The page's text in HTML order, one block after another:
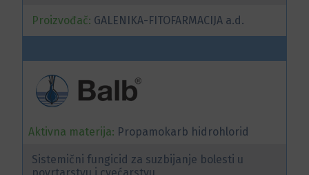
Proizvođač: GALENIKA-FITOFARMACIJA a.d.
Aktivna materija: Propamokarb hidrohlorid
Sistemični fungicid za suzbijanje bolesti u